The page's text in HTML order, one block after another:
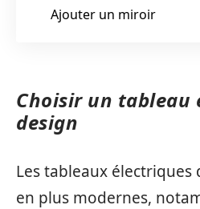
Ajouter un miroir
Choisir un tableau
design
Les tableaux
en plus modernes,